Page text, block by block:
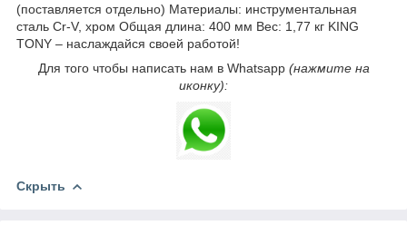
(поставляется отдельно) Материалы: инструментальная
сталь Cr-V, хром Общая длина: 400 мм Вес: 1,77 кг KING
TONY – наслаждайся своей работой!
Для того чтобы написать нам в Whatsapp (нажмите на
иконку):
Скрыть